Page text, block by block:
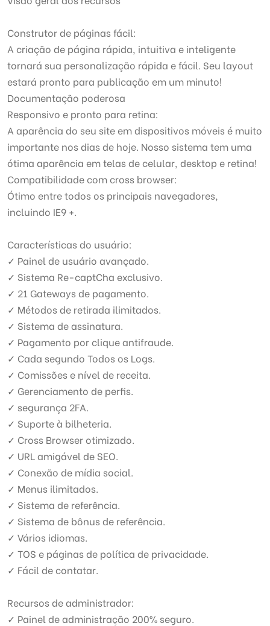
Construtor de páginas fácil:
A criação de página rápida, intuitiva e inteligente
tornará sua personalização rápida e fácil. Seu layout
estará pronto para publicação em um minuto!
Documentação poderosa
Responsivo e pronto para retina:
A aparência do seu site em dispositivos móveis é muito
importante nos dias de hoje. Nosso sistema tem uma
ótima aparência em telas de celular, desktop e retina!
Compatibilidade com cross browser:
Ótimo entre todos os principais navegadores,
incluindo IE9 +.
Características do usuário:
✓ Painel de usuário avançado.
✓ Sistema Re-captCha exclusivo.
✓ 21 Gateways de pagamento.
✓ Métodos de retirada ilimitados.
✓ Sistema de assinatura.
✓ Pagamento por clique antifraude.
✓ Cada segundo Todos os Logs.
✓ Comissões e nível de receita.
✓ Gerenciamento de perfis.
✓ segurança 2FA.
✓ Suporte à bilheteria.
✓ Cross Browser otimizado.
✓ URL amigável de SEO.
✓ Conexão de mídia social.
✓ Menus ilimitados.
✓ Sistema de referência.
✓ Sistema de bônus de referência.
✓ Vários idiomas.
✓ TOS e páginas de política de privacidade.
✓ Fácil de contatar.
Recursos de administrador:
✓ Painel de administração 200% seguro.